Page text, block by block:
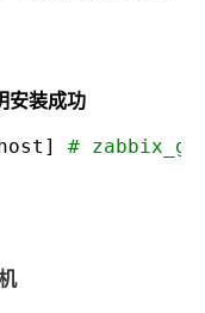
安装成功
#